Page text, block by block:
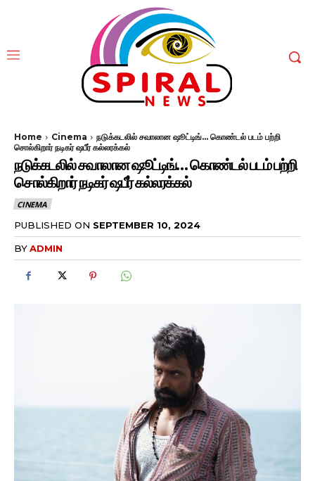
Home Cinema
நடுக்கடலில் சவாலான ஷூட்டிங்... கொண்டல் படம் பற்றி
சொல்கிறார் நடிகர் ஷபீர் கல்லரக்கல்
நடுக்கடலில் சவாலான ஷூட்டிங்… கொண்டல் படம் பற்றி
சொல்கிறார் நடிகர் ஷபீர் கல்லரக்கல்
CINEMA
PUBLISHED ON SEPTEMBER 10, 2024
BYADMIN